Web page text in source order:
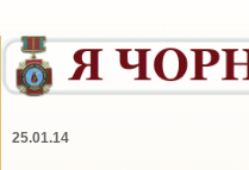
25.01.14